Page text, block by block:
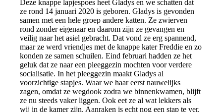
Deze knappe lapjespoes heet Gladys en we schatten dat
ze rond 14 januari 2020 is geboren. Gladys is gevonden
samen met een hele groep andere katten. Ze zwierven
rond zonder eigenaar en daarom zijn ze gevangen en
veilig naar het asiel gebracht. Dat vond ze erg spannend,
maar ze werd vriendjes met de knappe kater Freddie en zo
konden ze samen schuilen. Eind februari hadden ze het
geluk dat ze naar een pleeggezin mochten voor verdere
socialisatie. In het pleeggezin maakt Gladys al
voorzichtige stapjes. Waar we haar eerst nauwelijks
zagen, omdat ze wegdook zodra we binnenkwamen, blijft
ze nu steeds vaker liggen. Ook eet ze al wat lekkers als
wij in de kamer zijn. Aanraken is echt nog een stap te ver.